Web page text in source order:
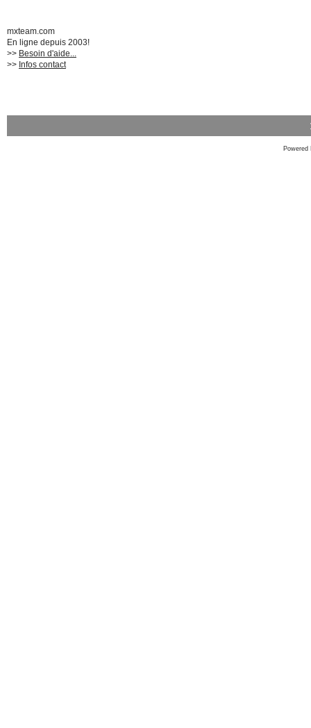
mxteam.com
En ligne depuis 2003!
>> Besoin d'aide...
>> Infos contact